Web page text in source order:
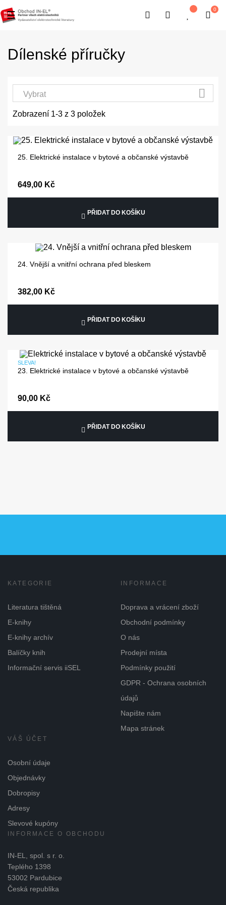
0
Toggle navigation
☰
Dílenské příručky
Vybrat 
Zobrazení 1-3 z 3 položek
25. Elektrické instalace v bytové a občanské výstavbě
649,00 Kč
PŘIDAT DO KOŠÍKU
24. Vnější a vnitřní ochrana před bleskem
382,00 Kč
PŘIDAT DO KOŠÍKU
SLEVA!
23. Elektrické instalace v bytové a občanské výstavbě
90,00 Kč
PŘIDAT DO KOŠÍKU
KATEGORIE
Literatura tištěná
E-knihy
E-knihy archív
Balíčky knih
Informační servis iiSEL
INFORMACE
Doprava a vrácení zboží
Obchodní podmínky
O nás
Prodejní místa
Podmínky použití
GDPR - Ochrana osobních
údajů
Napište nám
Mapa stránek
VÁŠ ÚČET
Osobní údaje
Objednávky
Dobropisy
Adresy
Slevové kupóny
INFORMACE O OBCHODU
IN-EL, spol. s r. o.
Teplého 1398
53002 Pardubice
Česká republika